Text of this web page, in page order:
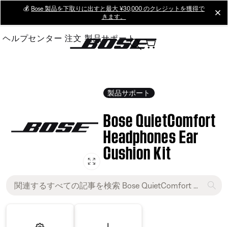
Main
💰 Bose 製品を下取りに出すと最大 ¥30,000 のクレジットを獲得で
きます。
ヘルプセンター 注文 製品サポート
製品サポート
Bose QuietComfort
Headphones Ear
Cushion Kit